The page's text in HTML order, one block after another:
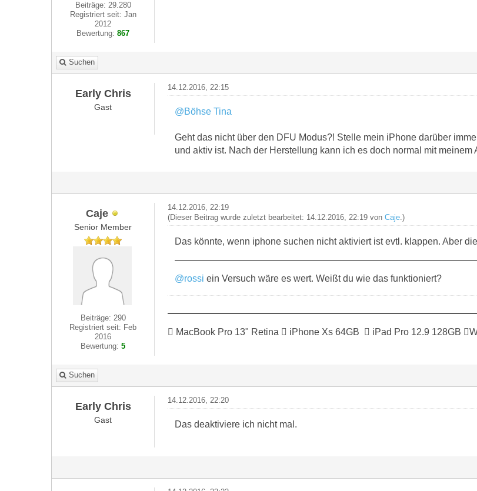
Beiträge: 29.280
Registriert seit: Jan
2012
Bewertung:867
Suchen
Early Chris
Gast
14.12.2016, 22:15
@Böhse Tina
Geht das nicht über den DFU Modus?! Stelle mein iPhone darüber
und aktiv ist. Nach der Herstellung kann ich es doch normal mit meinem
Caje
Senior Member
Beiträge: 290
Registriert seit: Feb
2016
Bewertung:5
14.12.2016, 22:19
(Dieser Beitrag wurde zuletzt bearbeitet: 14.12.2016, 22:19 von Caje.)
Das könnte, wenn iphone suchen nicht aktiviert ist evtl. klappen. Aber
@rossi ein Versuch wäre es wert. Weißt du wie das funktioniert?
 MacBook Pro 13" Retina  iPhone Xs 64GB  iPad Pro 12.9 128GB
Suchen
Early Chris
Gast
14.12.2016, 22:20
Das deaktiviere ich nicht mal.